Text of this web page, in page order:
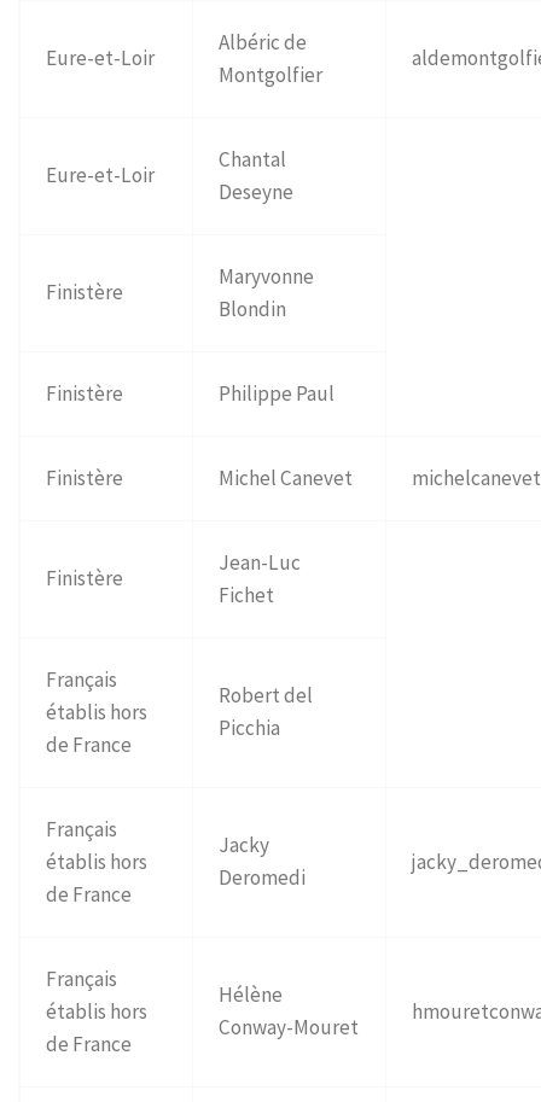
Eure-et-Loir
Albéric de
Montgolfier
Eure-et-Loir
Chantal
Deseyne
Finistère
Maryvonne
Blondin
Finistère Philippe Paul
Finistère Michel Canevet michelcanevet
Finistère
Jean-Luc
Fichet
Français
établis hors
de France
Robert del
Picchia
Français
établis hors
de France
Jacky
Deromedi
Français
établis hors
de France
Hélène
Conway-Mouret